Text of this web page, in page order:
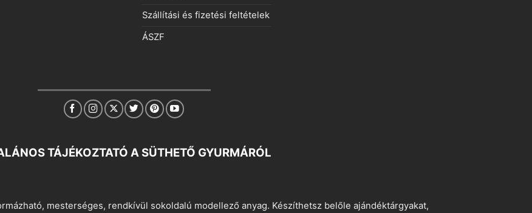
Szállítási és fizetési feltételek
ÁSZF
TÁJÉKOZTATÓ A SÜTHETŐ GYURMÁRÓL
mesterséges, rendkívül sokoldalú modellező anyag. Készíthetsz belőle ajándéktárgyakat,